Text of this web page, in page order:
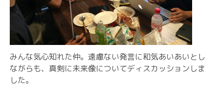
みんな気心知れた仲。遠慮ない発言に和気あいあいとし
ながらも、真剣に未来像についてディスカッションしま
した。